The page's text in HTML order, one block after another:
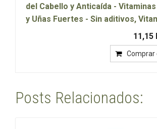
del Cabello y Anticaída -
y Uñas Fuertes - Sin aditivos,
11,15
Comprar
Posts Relacionados: